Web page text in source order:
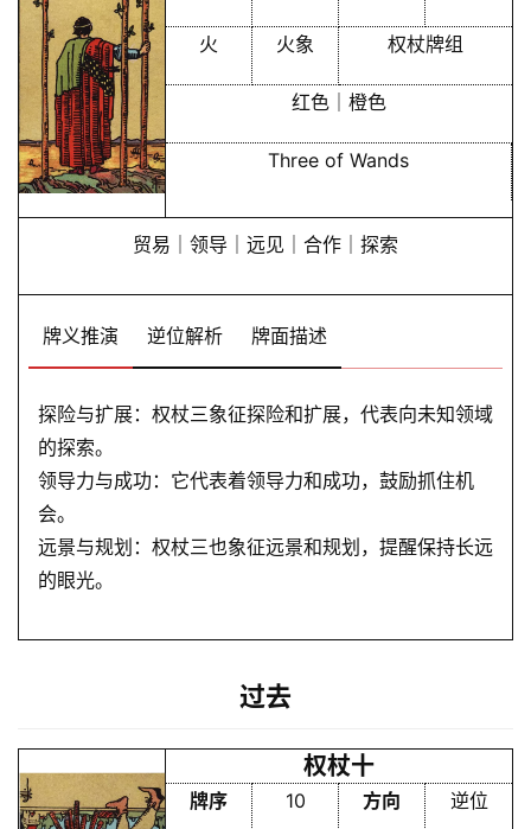
页
火 火象 权杖牌组
红色｜橙色
Three of Wands
贸易｜领导｜远见｜合作｜探索
牌义推演 逆位解析 牌面描述
探险与扩展：权杖三象征探险和扩展，代表向未知领域
的探索。
领导力与成功：它代表着领导力和成功，鼓励抓住机
会。
远景与规划：权杖三也象征远景和规划，提醒保持长远
的眼光。
过去
权杖十
牌序 10 方向 逆位